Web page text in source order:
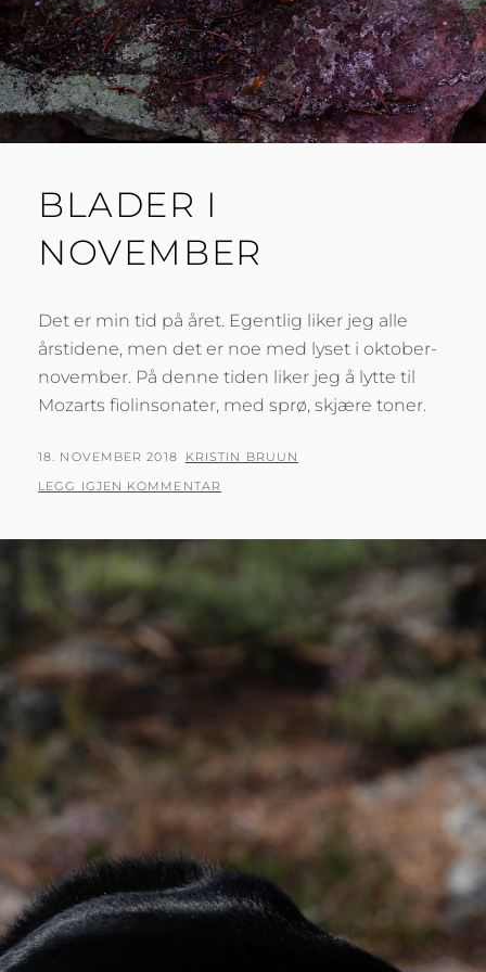
BLADER I
NOVEMBER
Det er min tid på året. Egentlig liker jeg alle
årstidene, men det er noe med lyset i oktober-
november. På denne tiden liker jeg å lytte til
Mozarts fiolinsonater, med sprø, skjære toner.
PUBLISERT
DEN
18. NOVEMBER 2018 AV
KRISTIN BRUUN
LEGG IGJEN KOMMENTAR